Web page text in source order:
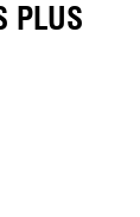
PLUS